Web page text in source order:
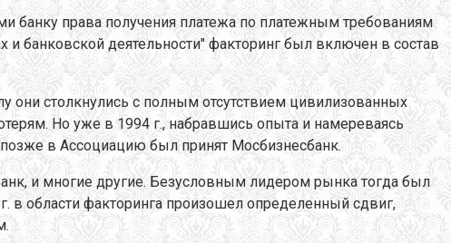
банку права получения платежа по платежным требованиям
банковской деятельности" факторинг был включен в состав
они столкнулись с полным отсутствием цивилизованных
Но уже в 1994 г., набравшись опыта и намереваясь
в Ассоциацию был принят Мосбизнесбанк.
и многие другие. Безусловным лидером рынка тогда был
области факторинга произошел определенный сдвиг,